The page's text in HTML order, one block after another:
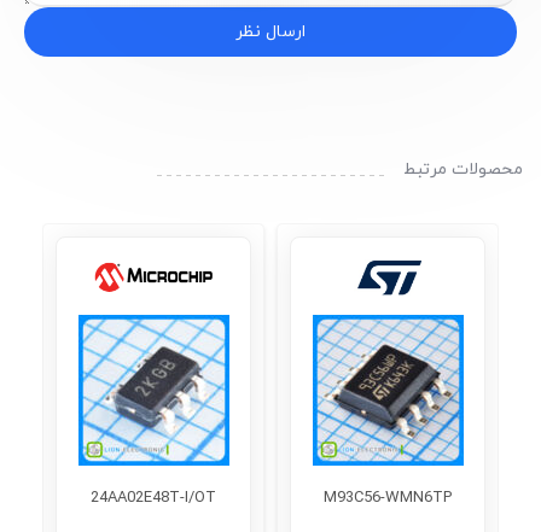
ارسال نظر
محصولات مرتبط
M93C56-WMN6TP
24AA02E48T-I/OT